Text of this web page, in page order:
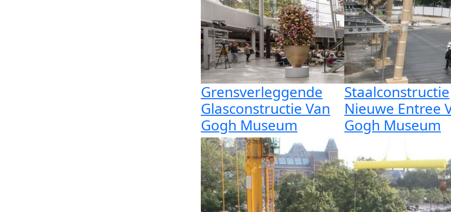
Grensverleggende
Glasconstructie Van
Gogh Museum
Staalconstructie
Nieuwe Entree
Gogh Museum